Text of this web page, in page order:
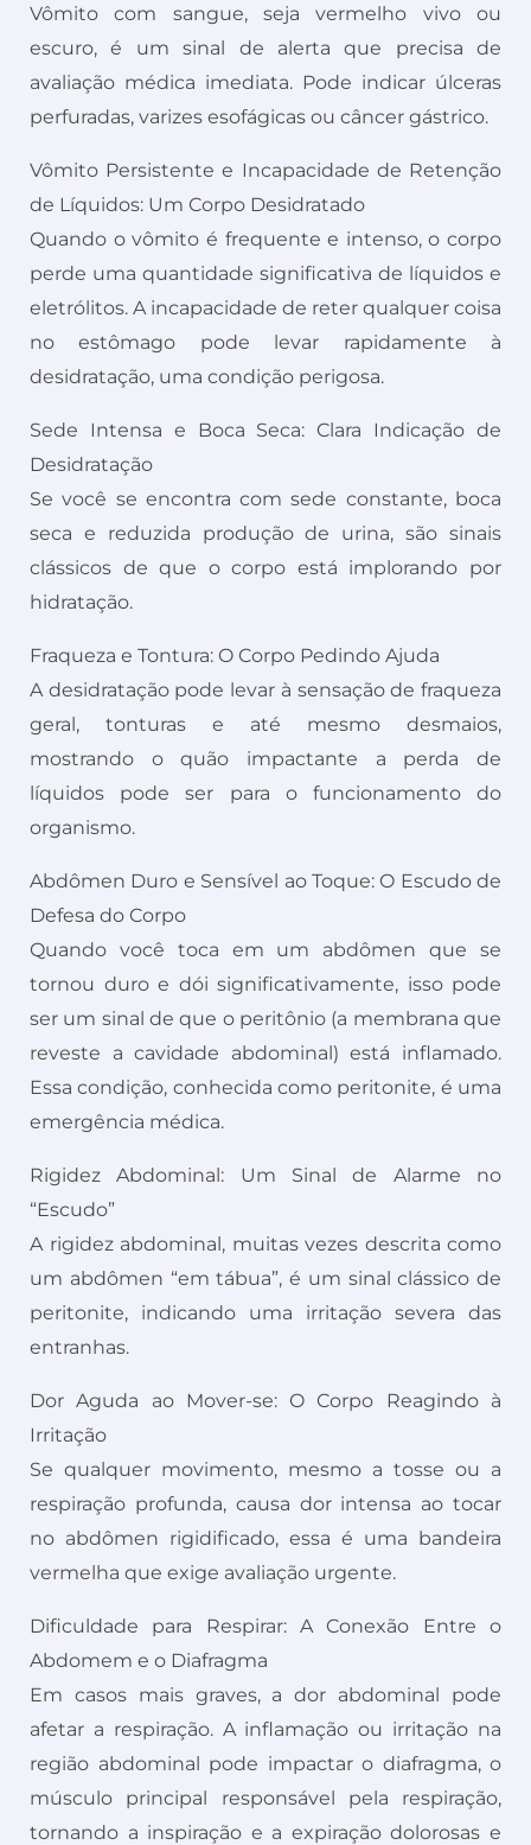
Vômito com sangue, seja vermelho vivo ou
escuro, é um sinal de alerta que precisa de
avaliação médica imediata. Pode indicar úlceras
perfuradas, varizes esofágicas ou câncer gástrico.
Vômito Persistente e Incapacidade de Retenção
de Líquidos: Um Corpo Desidratado
Quando o vômito é frequente e intenso, o corpo
perde uma quantidade significativa de líquidos e
eletrólitos. A incapacidade de reter qualquer coisa
no estômago pode levar rapidamente à
desidratação, uma condição perigosa.
Sede Intensa e Boca Seca: Clara Indicação de
Desidratação
Se você se encontra com sede constante, boca
seca e reduzida produção de urina, são sinais
clássicos de que o corpo está implorando por
hidratação.
Fraqueza e Tontura: O Corpo Pedindo Ajuda
A desidratação pode levar à sensação de fraqueza
geral, tonturas e até mesmo desmaios,
mostrando o quão impactante a perda de
líquidos pode ser para o funcionamento do
organismo.
Abdômen Duro e Sensível ao Toque: O Escudo de
Defesa do Corpo
Quando você toca em um abdômen que se
tornou duro e dói significativamente, isso pode
ser um sinal de que o peritônio (a membrana que
reveste a cavidade abdominal) está inflamado.
Essa condição, conhecida como peritonite, é uma
emergência médica.
Rigidez Abdominal: Um Sinal de Alarme no
“Escudo”
A rigidez abdominal, muitas vezes descrita como
um abdômen “em tábua”, é um sinal clássico de
peritonite, indicando uma irritação severa das
entranhas.
Dor Aguda ao Mover-se: O Corpo Reagindo à
Irritação
Se qualquer movimento, mesmo a tosse ou a
respiração profunda, causa dor intensa ao tocar
no abdômen rigidificado, essa é uma bandeira
vermelha que exige avaliação urgente.
Dificuldade para Respirar: A Conexão Entre o
Abdomem e o Diafragma
Em casos mais graves, a dor abdominal pode
afetar a respiração. A inflamação ou irritação na
região abdominal pode impactar o diafragma, o
músculo principal responsável pela respiração,
tornando a inspiração e a expiração dolorosas e